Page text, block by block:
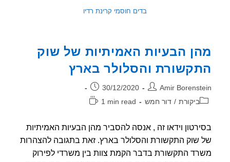
בדים חוסמי קרינת רדיו
הבעיות האמיתיות של שוק
והסלולר בארץ
Amir פורסם:
30/12/2020
ביקורת / דור חמש
זמן
1 min read
וידאו זה , אנסה להסביר מהן הבעיות האמיתיות
שוק התקשורת והסלולר בארץ. זאת בתגובה להצהרות
התקשורת בדבר הקמת צוות בין משרדי לפירוק